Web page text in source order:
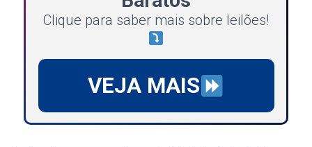
Clique para saber mais sobre leilões!
VEJA MAIS